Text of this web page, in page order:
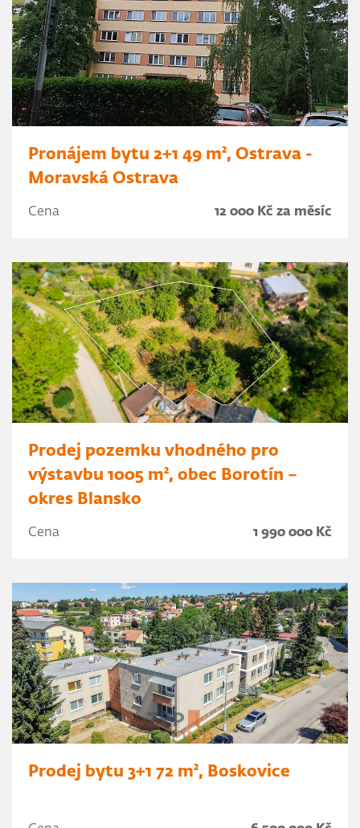
Pronájem bytu 2+1 49 m², Ostrava -
Moravská Ostrava
Cena 12 000 Kč za měsíc
Prodej pozemku vhodného pro
výstavbu 1005 m², obec Borotín –
okres Blansko
Cena 1 990 000 Kč
Prodej bytu 3+1 72 m², Boskovice